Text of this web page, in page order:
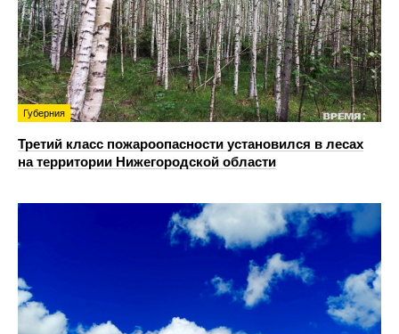
Губерния
Третий класс пожароопасности установился в лесах
на территории Нижегородской области